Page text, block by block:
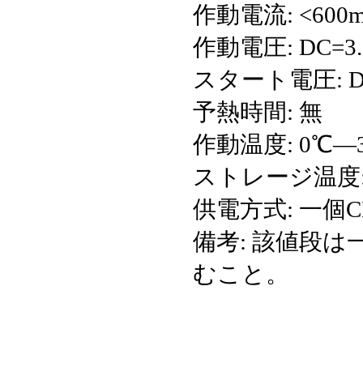
作動電流:
作動電圧:
スタート電圧:
予熱時間: 無
作動温度:
ストレージ温
供電方式: 一個
備考: 該値段は
むこと。